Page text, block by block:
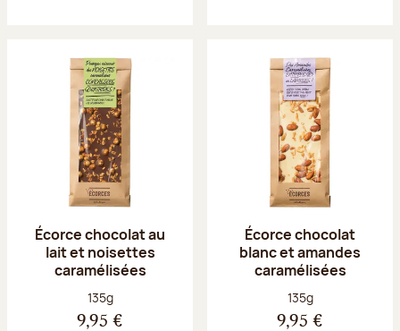
Écorce chocolat au
lait et noisettes
caramélisées
Poids net :
135g
9,95 €
Écorce chocolat
blanc et amandes
caramélisées
Poids net :
135g
9,95 €